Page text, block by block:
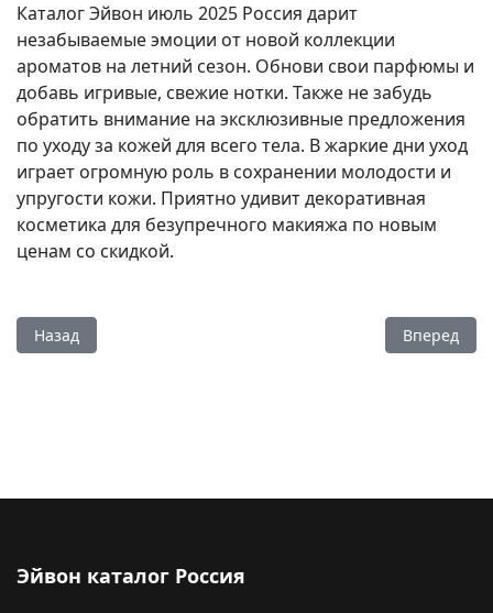
Каталог Эйвон июль 2025 Россия дарит
незабываемые эмоции от новой коллекции
ароматов на летний сезон. Обнови свои парфюмы и
добавь игривые, свежие нотки. Также не забудь
обратить внимание на эксклюзивные предложения
по уходу за кожей для всего тела. В жаркие дни уход
играет огромную роль в сохранении молодости и
упругости кожи. Приятно удивит декоративная
косметика для безупречного макияжа по новым
ценам со скидкой.
Предыдущий: Каталог Эйвон июнь 6 2025 смотреть и
Назад Вперед
Эйвон каталог Россия